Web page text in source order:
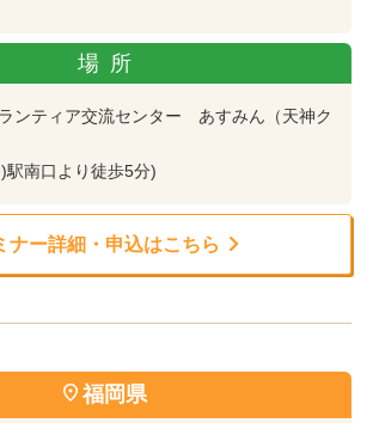
場所
ンティア交流センター あすみん（天神ク
)駅南口より徒歩5分)
ナー詳細・申込はこちら
福岡県